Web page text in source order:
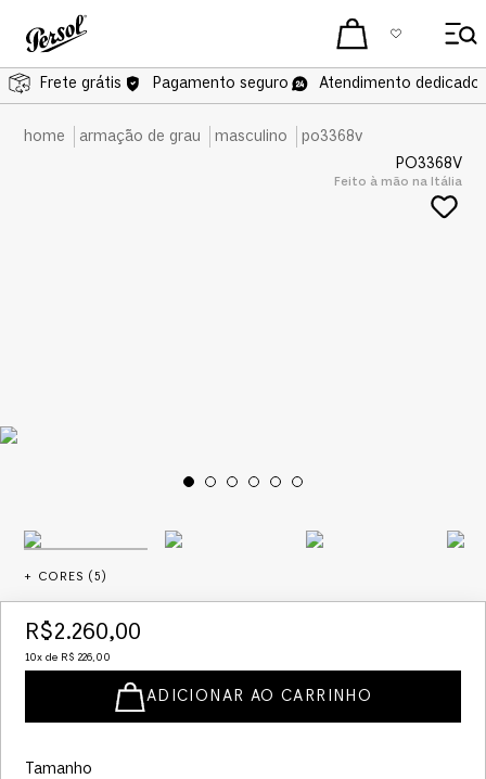
Frete grátis Pagamento seguro Atendimento dedicado
armação de grau masculino
po3368v
PO3368V
Feito à mão na Itália
+ CORES (5)
Tamanho
R$2.260,00
10x de R$ 226,00
ADICIONAR AO CARRINHO